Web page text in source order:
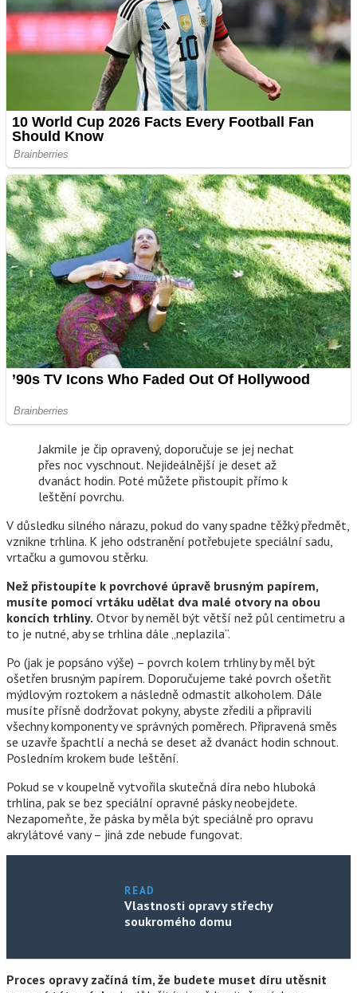
Jakmile je čip opravený, doporučuje se jej nechat
přes noc vyschnout. Nejideálnější je deset až
dvanáct hodin. Poté můžete přistoupit přímo k
leštění povrchu.
V důsledku silného nárazu, pokud do vany spadne těžký předmět,
vznikne trhlina. K jeho odstranění potřebujete speciální sadu,
vrtačku a gumovou stěrku.
Než přistoupíte k povrchové úpravě brusným papírem,
musíte pomocí vrtáku udělat dva malé otvory na obou
koncích trhliny. Otvor by neměl být větší než půl centimetru a
to je nutné, aby se trhlina dále „neplazila“.
Po (jak je popsáno výše) – povrch kolem trhliny by měl být
ošetřen brusným papírem. Doporučujeme také povrch ošetřit
mýdlovým roztokem a následně odmastit alkoholem. Dále
musíte přísně dodržovat pokyny, abyste zředili a připravili
všechny komponenty ve správných poměrech. Připravená směs
se uzavře špachtlí a nechá se deset až dvanáct hodin schnout.
Posledním krokem bude leštění.
Pokud se v koupelně vytvořila skutečná díra nebo hluboká
trhlina, pak se bez speciální opravné pásky neobejdete.
Nezapomeňte, že páska by měla být speciálně pro opravu
akrylátové vany – jiná zde nebude fungovat.
READ
Vlastnosti opravy střechy
soukromého domu
Proces opravy začíná tím, že budete muset díru utěsnit